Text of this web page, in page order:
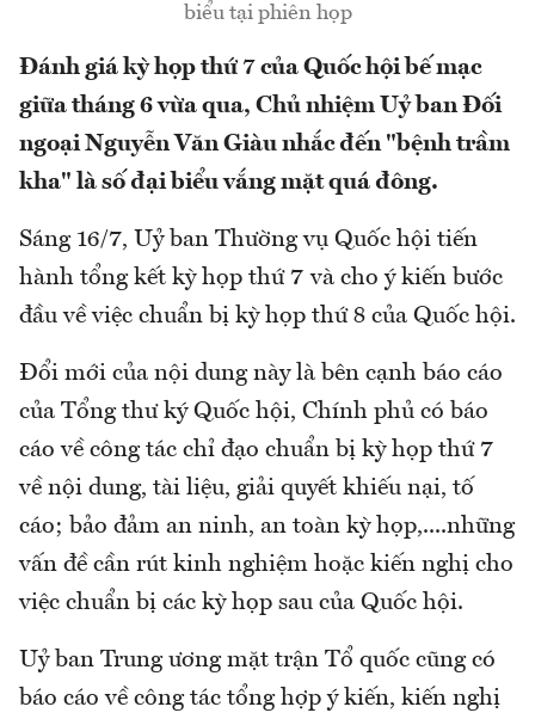
biểu tại phiên họp
Đánh giá kỳ họp thứ 7 của Quốc hội bế mạc
giữa tháng 6 vừa qua, Chủ nhiệm Uỷ ban Đối
ngoại Nguyễn Văn Giàu nhắc đến "bệnh trầm
kha" là số đại biểu vắng mặt quá đông.
Sáng 16/7, Uỷ ban Thường vụ Quốc hội tiến
hành tổng kết kỳ họp thứ 7 và cho ý kiến bước
đầu về việc chuẩn bị kỳ họp thứ 8 của Quốc hội.
Đổi mới của nội dung này là bên cạnh báo cáo
của Tổng thư ký Quốc hội, Chính phủ có báo
cáo về công tác chỉ đạo chuẩn bị kỳ họp thứ 7
về nội dung, tài liệu, giải quyết khiếu nại, tố
cáo; bảo đảm an ninh, an toàn kỳ họp,....những
vấn đề cần rút kinh nghiệm hoặc kiến nghị cho
việc chuẩn bị các kỳ họp sau của Quốc hội.
Uỷ ban Trung ương mặt trận Tổ quốc cũng có
báo cáo về công tác tổng hợp ý kiến, kiến nghị